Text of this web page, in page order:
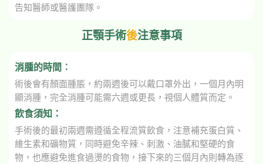
告知醫師或醫護團隊。
正顎手術後注意事項
消腫的時間︰
術後會有顏面腫脹，約兩週後可以戴口罩外出，一個月內明
顯消腫，完全消腫可能需六週或更長，視個人體質而定。
飲食須知：
手術後的最初兩週需遵循全程流質飲食，注意補充蛋白質、
維生素和礦物質，同時避免辛辣、刺激、油膩和堅硬的食
物，也應避免進食過燙的食物，接下來的三個月內則轉為逐